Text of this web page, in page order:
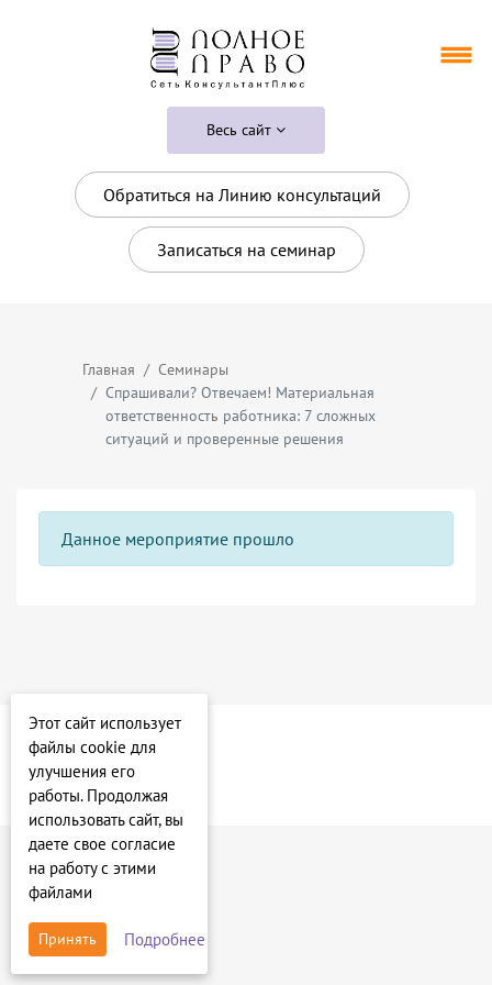
Весь сайт
Обратиться на Линию консультаций
Записаться на семинар
Главная
Семинары
Спрашивали? Отвечаем! Материальная
ответственность работника: 7 сложных
ситуаций и проверенные решения
Данное мероприятие прошло
Этот сайт использует
файлы cookie для
улучшения его
работы. Продолжая
использовать сайт, вы
даете свое согласие
на работу с этими
файлами
Принять Подробнее